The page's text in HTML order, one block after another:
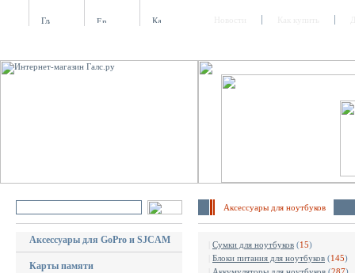
Аксессуары для ноутбуков
Аксессуары для GoPro и SJCAM
Карты памяти
Сумки для ноутбуков (15)
Блоки питания для ноутбуков (145)